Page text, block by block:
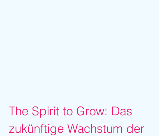
The Spirit to Grow: Das
zukünftige Wachstum der